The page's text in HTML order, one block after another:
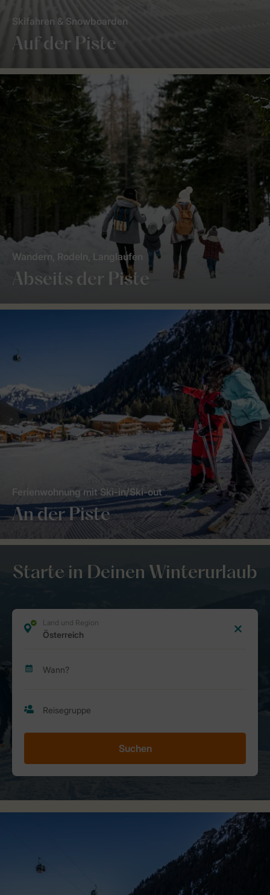
Auf der Piste
Skifahren & Snowboarden
Abseits der Piste
Wandern, Rodeln, Langlaufen
An der Piste
Ferienwohnung mit Ski-in/Ski-out
Starte in Deinen Winterurlaub
Suchen